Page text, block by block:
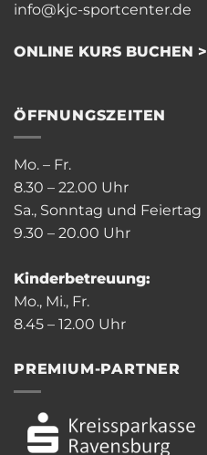
info@kjc-sportcenter.de
ONLINE KURS BUCHEN >
ÖFFNUNGSZEITEN
Mo. – Fr.
8.30 – 22.00 Uhr
Sa., Sonntag und Feiertag
9.30 – 20.00 Uhr
Kinderbetreuung:
Mo., Mi., Fr.
8.45 – 12.00 Uhr
PREMIUM-PARTNER